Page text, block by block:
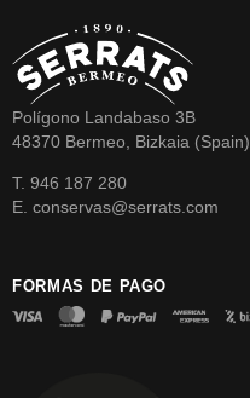
Polígono Landabaso 3B
48370 Bermeo, Bizkaia (Spain)
T. 946 187 280
E. conservas@serrats.com
FORMAS DE PAGO